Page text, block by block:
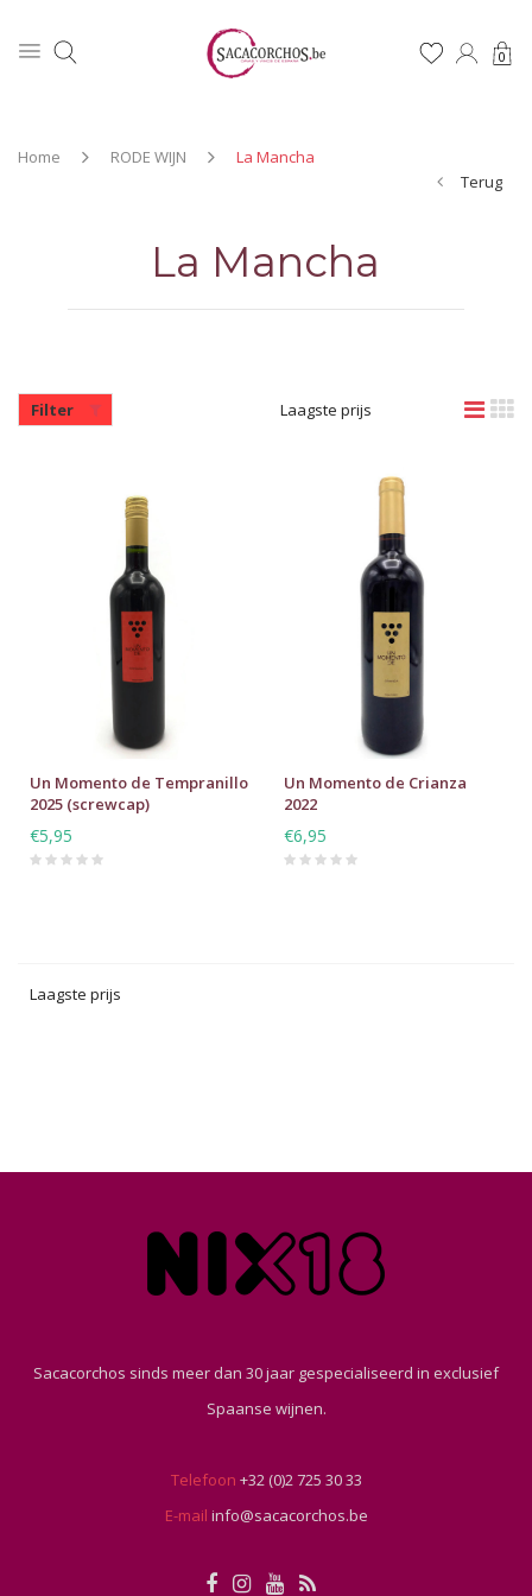
0
Home RODE WIJN
La Mancha
Terug
La Mancha
Filter Laagste prijs
Un Momento de Tempranillo
2025 (screwcap)
€5,95
Un Momento de Crianza
2022
€6,95
Laagste prijs
Sacacorchos sinds meer dan 30 jaar gespecialiseerd in exclusief
Spaanse wijnen.
Telefoon +32 (0)2 725 30 33
E-mail info@sacacorchos.be